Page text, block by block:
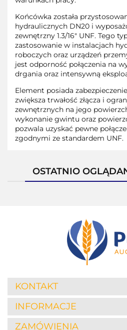
Końcówka została
hydraulicznych DN20 i
zewnętrzny 1.3/16" UNF. Tego
zastosowanie w instalacjach
roboczych oraz urządzeń
jest odporność połączenia na
drgania oraz intensywną
Element posiada
zwiększa trwałość złącza i
zewnętrznych na jego
wykonanie gwintu oraz
pozwala uzyskać pewne
zgodnymi ze standardem UNF.
OSTATNIO
KONTAKT
INFORMACJE
ZAMÓWIENIA